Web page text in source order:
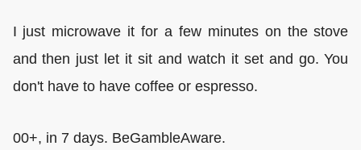
I just microwave it for a few minutes on the stove
and then just let it sit and watch it set and go. You
don't have to have coffee or espresso.
00+, in 7 days. BeGambleAware.